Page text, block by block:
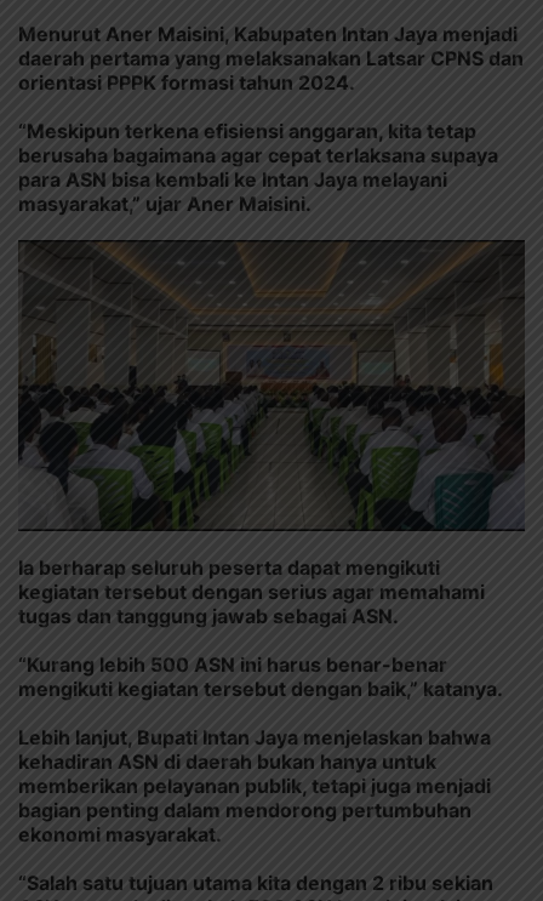
Menurut Aner Maisini, Kabupaten Intan Jaya menjadi
daerah pertama yang melaksanakan Latsar CPNS dan
orientasi PPPK formasi tahun 2024.
“Meskipun terkena efisiensi anggaran, kita tetap
berusaha bagaimana agar cepat terlaksana supaya
para ASN bisa kembali ke Intan Jaya melayani
masyarakat,” ujar Aner Maisini.
Ia berharap seluruh peserta dapat mengikuti
kegiatan tersebut dengan serius agar memahami
tugas dan tanggung jawab sebagai ASN.
“Kurang lebih 500 ASN ini harus benar-benar
mengikuti kegiatan tersebut dengan baik,” katanya.
Lebih lanjut, Bupati Intan Jaya menjelaskan bahwa
kehadiran ASN di daerah bukan hanya untuk
memberikan pelayanan publik, tetapi juga menjadi
bagian penting dalam mendorong pertumbuhan
ekonomi masyarakat.
“Salah satu tujuan utama kita dengan 2 ribu sekian